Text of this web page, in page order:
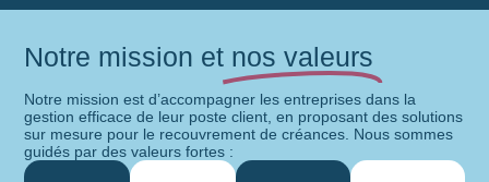
Notre mission et nos valeurs
Notre mission est d’accompagner les entreprises dans la
gestion efficace de leur poste client, en proposant des solutions
sur mesure pour le recouvrement de créances. Nous sommes
guidés par des valeurs fortes :